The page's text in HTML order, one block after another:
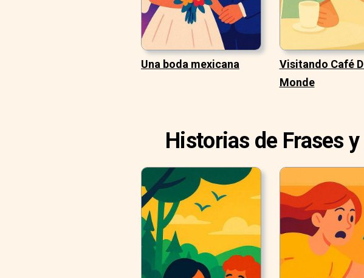
Una boda mexicana
Visitando Café
Monde
Historias de Frases